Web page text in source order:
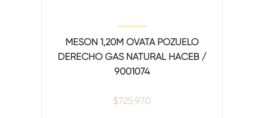
MESON 1,20M OVATA POZUELO
DERECHO GAS NATURAL HACEB /
9001074
$725,970